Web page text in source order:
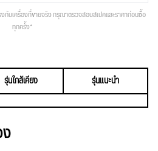
กับเครื่องที่ขายจริง กรุณาตรวจสอบสเปคและราคาก่อนซื้อ
ทุกครั้ง*
รุ่นใกล้เคียง รุ่นแนะนำ